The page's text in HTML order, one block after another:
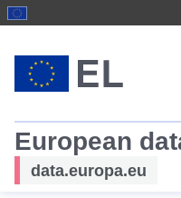
European
data.europa.eu